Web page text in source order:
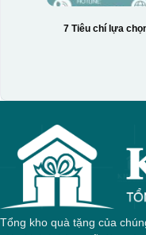
Hộp xi 2 cốc
7 Tiêu chí lựa
Tổng kho quà tặng của